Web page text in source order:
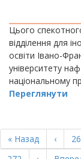
Цього
відділення для
освіти Івано-
університету
національному
Переглянути
НА
СТОРІНКИ
Перша
сторінка
« Назад ‹